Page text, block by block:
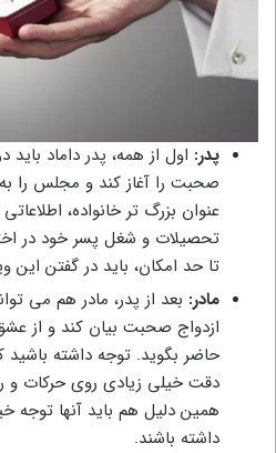
پدر: اول از همه، پدر داماد باید
صحبت را آغاز کند و مجلس را
عنوان بزرگ تر خانواده،
تحصیلات و شغل پسر خود در
تا حد امکان، باید در گفتن این
مادر: بعد از پدر، مادر هم می
ازدواج صحبت بیان کند و از
حاضر بگوید. توجه داشته باشید
دقت خیلی زیادی روی حرکات و
همین دلیل هم باید آنها توجه
داشته باشند.